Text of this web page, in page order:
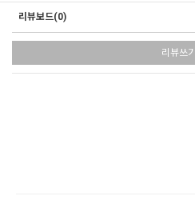
리뷰보드(0)
리뷰쓰기